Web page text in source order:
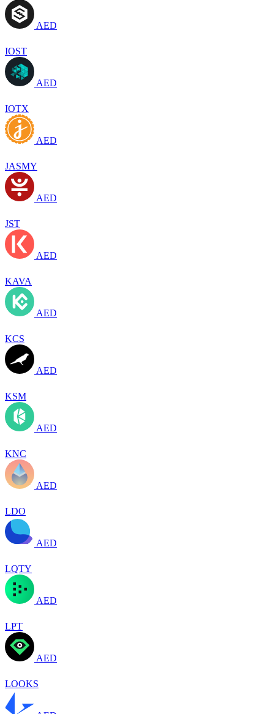
AED
IOST
AED
IOTX
AED
JASMY
AED
JST
AED
KAVA
AED
KCS
AED
KSM
AED
KNC
AED
LDO
AED
LQTY
AED
LPT
AED
LOOKS